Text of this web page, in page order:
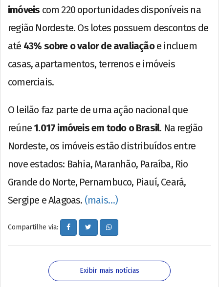
imóveis com 220 oportunidades disponíveis na
região Nordeste. Os lotes possuem descontos de
até 43% sobre o valor de avaliaçãoe incluem
casas, apartamentos, terrenos e imóveis
comerciais.
O leilão faz parte de uma ação nacional que
reúne 1.017 imóveis em todo o Brasil. Na região
Nordeste, os imóveis estão distribuídos entre
nove estados: Bahia, Maranhão, Paraíba, Rio
Grande do Norte, Pernambuco, Piauí, Ceará,
Sergipe e Alagoas. (mais…)
Compartilhe via:
Exibir mais notícias